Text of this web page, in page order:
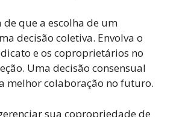
de que a escolha de um
decisão coletiva. Envolva o
e os coproprietários no
Uma decisão consensual
melhor colaboração no futuro.
sua copropriedade de